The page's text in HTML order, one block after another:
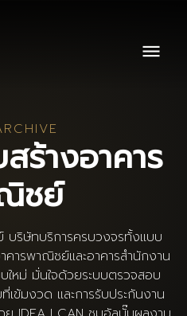
ร้างอาคาร
ชย์
บริษัทบริการครบวงจรทั้งแบบ
ารพาณิชย์และอาคารสำนักงาน
ใหม่ มั่นใจด้วยระบบตรวจสอบ
มงวด และการรับประกันงาน